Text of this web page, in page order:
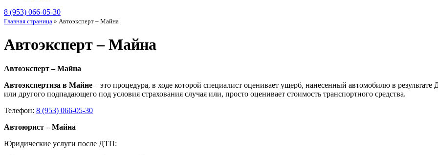
8 (953) 066-05-30
Главная страница » Автоэксперт – Майна
Автоэксперт – Майна
Автоэксперт – Майна
Автоэкспертиза в Майне – это процедура, в ходе которой специалист оценивает ущерб, нанесенный автомобилю в результате
или другого подпадающего под условия страхования случая или, просто оценивает стоимость транспортного средства.
Телефон: 8 (953) 066-05-30
Автоюрист – Майна
Юридические услуги после ДТП: